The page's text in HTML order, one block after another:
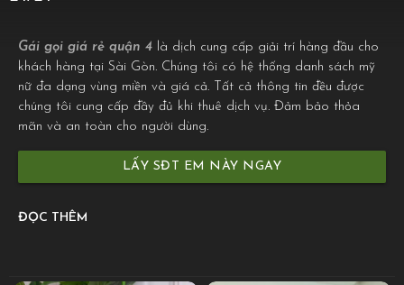
Gái gọi giá rẻ quận 4 là dịch cung cấp giải trí hàng đầu cho
khách hàng tại Sài Gòn. Chúng tôi có hệ thống danh sách mỹ
nữ đa dạng vùng miền và giá cả. Tất cả thông tin đều được
chúng tôi cung cấp đầy đủ khi thuê dịch vụ. Đảm bảo thỏa
mãn và an toàn cho người dùng.
LẤY SĐT EM NÀY NGAY
ĐỌC THÊM